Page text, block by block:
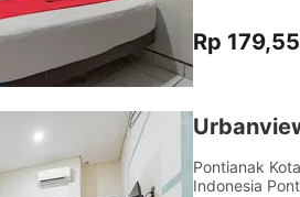
Rp
Pontianak
Indonesia